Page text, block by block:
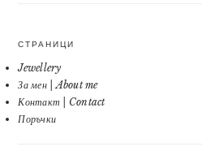
СТРАНИЦИ
Jewellery
За мен | About me
Контакт | Contact
Поръчки